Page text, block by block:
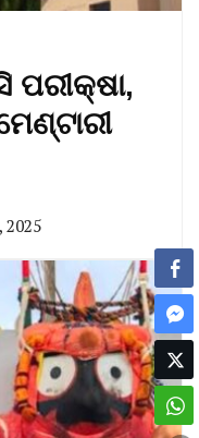
ପରୀକ୍ଷା,
2025